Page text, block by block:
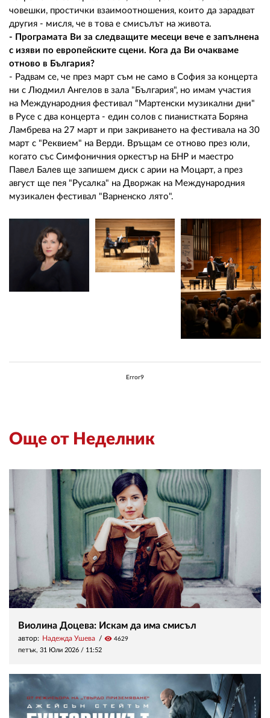
човешки, простички взаимоотношения, които да зарадват
другия - мисля, че в това е смисълът на живота.
- Програмата Ви за следващите месеци вече е запълнена
с изяви по европейските сцени. Кога да Ви очакваме
отново в България?
- Радвам се, че през март съм не само в София за концерта
ни с Людмил Ангелов в зала "България", но имам участия
на Международния фестивал "Мартенски музикални дни"
в Русе с два концерта - един солов с пианистката Боряна
Ламбрева на 27 март и при закриването на фестивала на 30
март с "Реквием" на Верди. Връщам се отново през юли,
когато със Симфоничния оркестър на БНР и маестро
Павел Балев ще запишем диск с арии на Моцарт, а през
август ще пея "Русалка" на Дворжак на Международния
музикален фестивал "Варненско лято".
Error9
Още от Неделник
Виолина Доцева: Искам да има смисъл
автор: Надежда Ушева visibility 4629
петък, 31 Юли 2026 / 11:52